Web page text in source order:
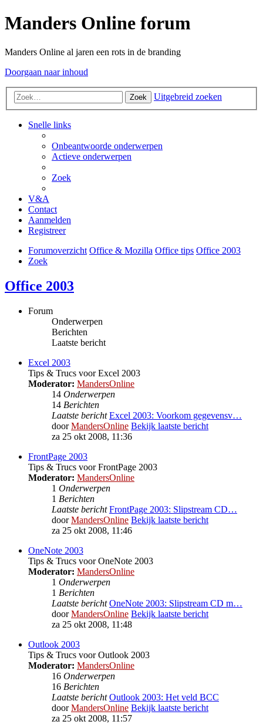
Manders Online forum
Manders Online al jaren een rots in de branding
Doorgaan naar inhoud
Zoek Uitgebreid zoeken
Snelle links
Onbeantwoorde onderwerpen
Actieve onderwerpen
Zoek
V&A
Contact
Aanmelden
Registreer
Forumoverzicht Office & Mozilla Office tips Office 2003
Zoek
Office 2003
Forum
Onderwerpen
Berichten
Laatste bericht
Excel 2003
Tips & Trucs voor Excel 2003
Moderator: MandersOnline
14 Onderwerpen
14 Berichten
Laatste bericht Excel 2003: Voorkom gegevensv…
doorMandersOnline Bekijk laatste bericht
za 25 okt 2008, 11:36
FrontPage 2003
Tips & Trucs voor FrontPage 2003
Moderator: MandersOnline
1 Onderwerpen
1 Berichten
Laatste bericht FrontPage 2003: Slipstream CD…
doorMandersOnline Bekijk laatste bericht
za 25 okt 2008, 11:46
OneNote 2003
Tips & Trucs voor OneNote 2003
Moderator: MandersOnline
1 Onderwerpen
1 Berichten
Laatste bericht OneNote 2003: Slipstream CD m…
doorMandersOnline Bekijk laatste bericht
za 25 okt 2008, 11:48
Outlook 2003
Tips & Trucs voor Outlook 2003
Moderator: MandersOnline
16 Onderwerpen
16 Berichten
Laatste bericht Outlook 2003: Het veld BCC
doorMandersOnline Bekijk laatste bericht
za 25 okt 2008, 11:57